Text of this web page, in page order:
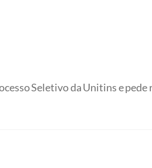
Seletivo da Unitins e